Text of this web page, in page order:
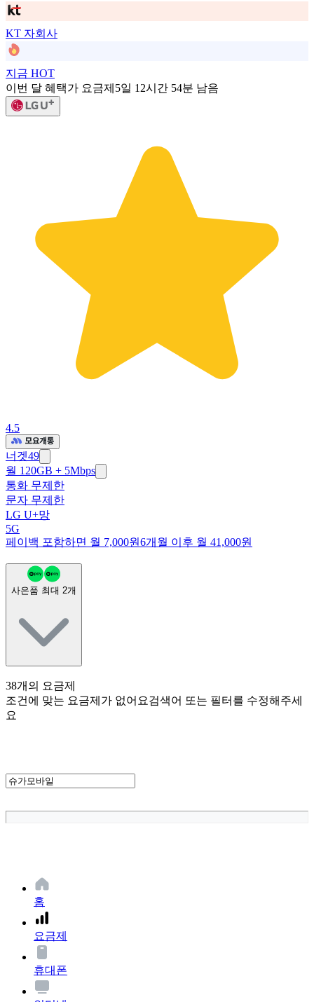
KT 자회사
지금 HOT
이번 달 혜택가 요금제 5일 12시간 54분 남음
4.5
너겟49
월 120GB + 5Mbps
통화 무제한
문자 무제한
LG U+망
5G
페이백 포함하면 월 7,000원6개월 이후 월 41,000원
사은품 최대 2개
38개의 요금제
조건에 맞는 요금제가 없어요검색어 또는 필터를 수정해주세
요
홈
요금제
휴대폰